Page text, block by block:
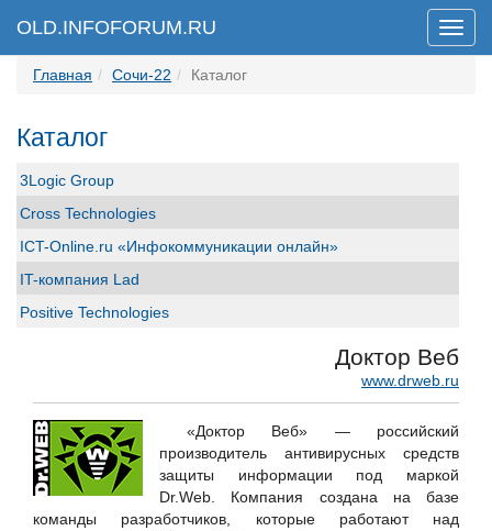
Меню
OLD.INFOFORUM.RU
Главная Сочи-22 Каталог
Каталог
3Logic Group
Cross Technologies
ICT-Online.ru «Инфокоммуникации онлайн»
IT-компания Lad
Positive Technologies
Softline
Staffcop
Доктор Веб
www.drweb.ru
«Доктор Веб» — российский
производитель антивирусных средств
защиты информации под маркой
Dr.Web. Компания создана на базе
команды разработчиков, которые работают над